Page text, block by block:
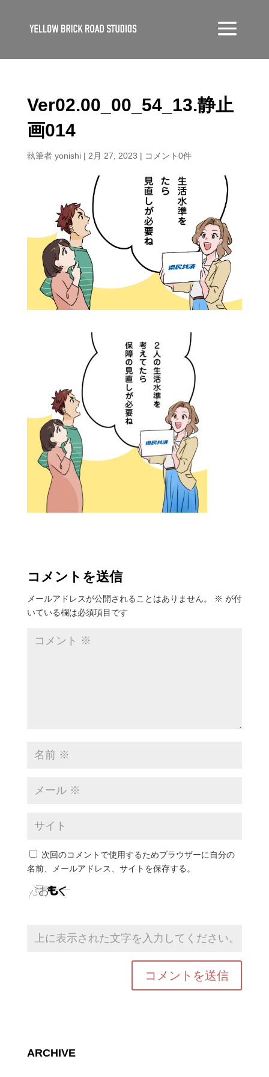
Ver02.00_00_54_13.静止
画014
執筆者 yonishi| 2月 27, 2023 | コメント0件
コメントを送信
メールアドレスが公開されることはありません。 ※ が付
いている欄は必須項目です
次回のコメントで使用するためブラウザーに自分の
名前、メールアドレス、サイトを保存する。
ARCHIVE